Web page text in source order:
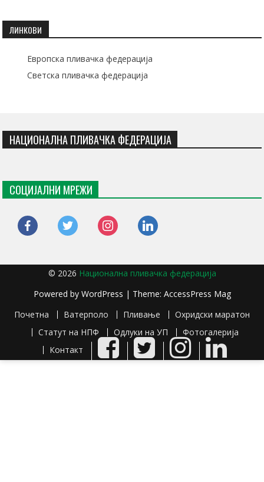
ЛИНКОВИ
Европска пливачка федерација
Светска пливачка федерација
НАЦИОНАЛНА ПЛИВАЧКА ФЕДЕРАЦИЈА
СОЦИЈАЛНИ МРЕЖИ
facebook twitter instagram linkedin
© 2026 Национална пливачка федерација
Powered by WordPress | Theme: AccessPress Mag
Почетна
Ватерполо Пливање
Охридски маратон
Статут на НПФ
Одлуки на УП
Фотогалерија
Контакт
Facebook Twitter InstagramLinkedIn